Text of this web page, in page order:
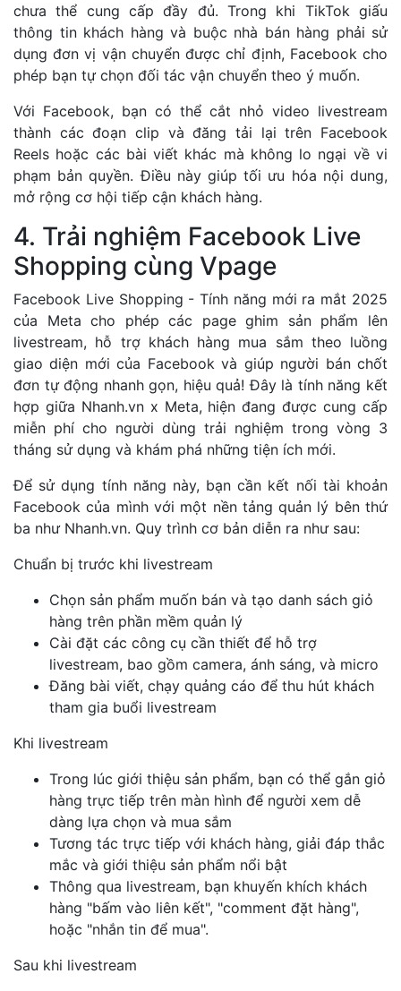
chưa thể cung cấp đầy đủ. Trong khi TikTok giấu
thông tin khách hàng và buộc nhà bán hàng phải sử
dụng đơn vị vận chuyển được chỉ định, Facebook cho
phép bạn tự chọn đối tác vận chuyển theo ý muốn.
Với Facebook, bạn có thể cắt nhỏ video livestream
thành các đoạn clip và đăng tải lại trên Facebook
Reels hoặc các bài viết khác mà không lo ngại về vi
phạm bản quyền. Điều này giúp tối ưu hóa nội dung,
mở rộng cơ hội tiếp cận khách hàng.
4. Trải nghiệm Facebook Live
Shopping cùng Vpage
Facebook Live Shopping - Tính năng mới ra mắt 2025
của Meta cho phép các page ghim sản phẩm lên
livestream, hỗ trợ khách hàng mua sắm theo luồng
giao diện mới của Facebook và giúp người bán chốt
đơn tự động nhanh gọn, hiệu quả! Đây là tính năng kết
hợp giữa Nhanh.vn x Meta, hiện đang được cung cấp
miễn phí cho người dùng trải nghiệm trong vòng 3
tháng sử dụng và khám phá những tiện ích mới.
Để sử dụng tính năng này, bạn cần kết nối tài khoản
Facebook của mình với một nền tảng quản lý bên thứ
ba như Nhanh.vn. Quy trình cơ bản diễn ra như sau:
Chuẩn bị trước khi livestream
Chọn sản phẩm muốn bán và tạo danh sách giỏ
hàng trên phần mềm quản lý
Cài đặt các công cụ cần thiết để hỗ trợ
livestream, bao gồm camera, ánh sáng, và micro
Đăng bài viết, chạy quảng cáo để thu hút khách
tham gia buổi livestream
Khi livestream
Trong lúc giới thiệu sản phẩm, bạn có thể gắn giỏ
hàng trực tiếp trên màn hình để người xem dễ
dàng lựa chọn và mua sắm
Tương tác trực tiếp với khách hàng, giải đáp thắc
mắc và giới thiệu sản phẩm nổi bật
Thông qua livestream, bạn khuyến khích khách
hàng "bấm vào liên kết", "comment đặt hàng",
hoặc "nhắn tin để mua".
Sau khi livestream